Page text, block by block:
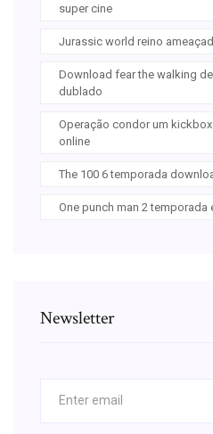
super cine
Jurassic world reino
Download fear the walking
dublado
Operação condor um
online
The 100 6 temporada
One punch man 2 temporada
Newsletter